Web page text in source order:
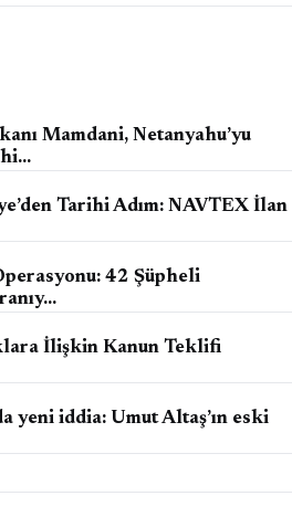
Mamdani, Netanyahu’yu
Tarihi Adım: NAVTEX İlan
42 Şüpheli
İlişkin Kanun Teklifi
yeni iddia: Umut Altaş’ın eski